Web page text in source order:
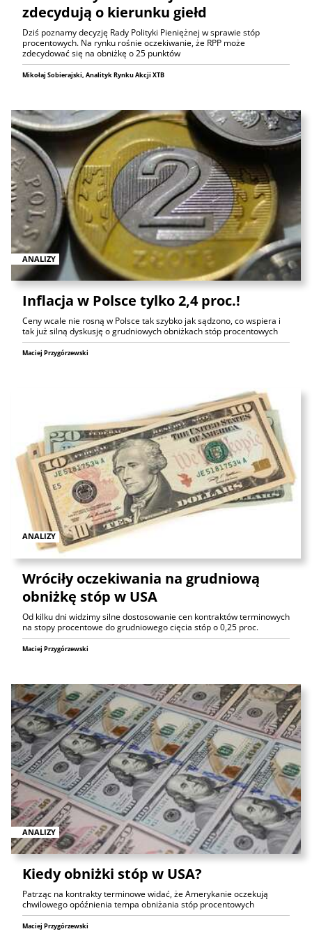
zdecydują o kierunku giełd
Dziś poznamy decyzję Rady Polityki Pieniężnej w sprawie stóp
procentowych. Na rynku rośnie oczekiwanie, że RPP może
zdecydować się na obniżkę o 25 punktów
Mikołaj Sobierajski, Analityk Rynku Akcji XTB
ANALIZY
Inflacja w Polsce tylko 2,4 proc.!
Ceny wcale nie rosną w Polsce tak szybko jak sądzono, co wspiera i
tak już silną dyskusję o grudniowych obniżkach stóp procentowych
Maciej Przygórzewski
ANALIZY
Wróciły oczekiwania na grudniową
obniżkę stóp w USA
Od kilku dni widzimy silne dostosowanie cen kontraktów terminowych
na stopy procentowe do grudniowego cięcia stóp o 0,25 proc.
Maciej Przygórzewski
ANALIZY
Kiedy obniżki stóp w USA?
Patrząc na kontrakty terminowe widać, że Amerykanie oczekują
chwilowego opóźnienia tempa obniżania stóp procentowych
Maciej Przygórzewski